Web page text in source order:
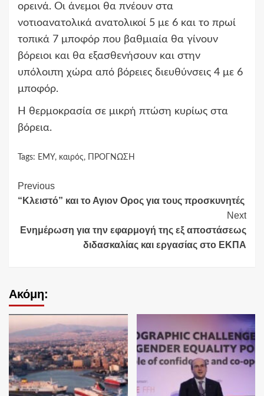
ορεινά. Οι άνεμοι θα πνέουν στα
νοτιοανατολικά ανατολικοί 5 με 6 και το πρωί
τοπικά 7 μποφόρ που βαθμιαία θα γίνουν
βόρειοι και θα εξασθενήσουν και στην
υπόλοιπη χώρα από βόρειες διευθύνσεις 4 με 6
μποφόρ.
Η θερμοκρασία σε μικρή πτώση κυρίως στα
βόρεια.
Tags: ΕΜΥ, καιρός, ΠΡΟΓΝΩΣΗ
Continue
Reading
Previous
“Κλειστό” και το Αγιον Ορος για τους προσκυνητές
Next
Ενημέρωση για την εφαρμογή της εξ αποστάσεως
διδασκαλίας και εργασίας στο ΕΚΠΑ
Ακόμη: